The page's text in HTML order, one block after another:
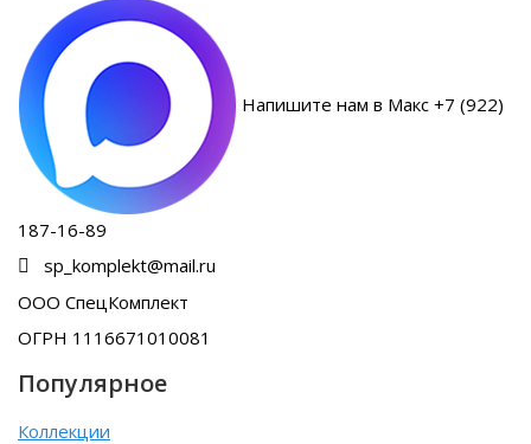
Напишите нам в Макс +7 (922)
187-16-89
sp_komplekt@mail.ru
ООО СпецКомплект
ОГРН 1116671010081
Популярное
Коллекции